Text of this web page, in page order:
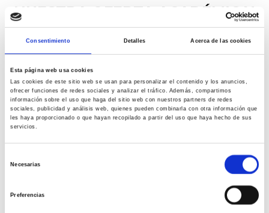
Consentimiento Detalles Acerca de las cookies
Esta página web usa cookies
Las cookies de este sitio web se usan para personalizar el contenido y los anuncios,
ofrecer funciones de redes sociales y analizar el tráfico. Además, compartimos
información sobre el uso que haga del sitio web con nuestros partners de redes
sociales, publicidad y análisis web, quienes pueden combinarla con otra información que
les haya proporcionado o que hayan recopilado a partir del uso que haya hecho de sus
servicios.
Necesarias
Preferencias
NUESTRA OFERTA ACADÉMICA!
Te llegará la información
solicitada a tu correo
electrónico a la mayor
brevedad posible.
Aquí tienes toda nuestra oferta académica: